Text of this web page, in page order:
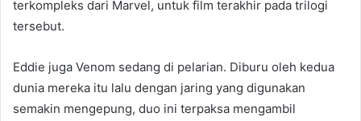
terkompleks dari Marvel, untuk film terakhir pada trilogi
tersebut.
Eddie juga Venom sedang di pelarian. Diburu oleh kedua
dunia mereka itu lalu dengan jaring yang digunakan
semakin mengepung, duo ini terpaksa mengambil